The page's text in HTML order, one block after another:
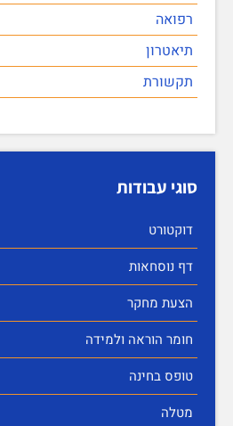
רפואה
תיאטרון
תקשורת
סוגי עבודות
דוקטורט
דף נוסחאות
הצעת מחקר
חומר הוראה ולמידה
טופס בחינה
מטלה